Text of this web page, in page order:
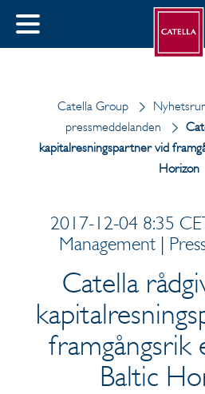
STÄNG
Svenska
Catella Group
pressmeddelanden
kapitalresningspartner vid
Horizon
2017-12-04 8:35
Management |
Catella
framgångsrik
Baltic